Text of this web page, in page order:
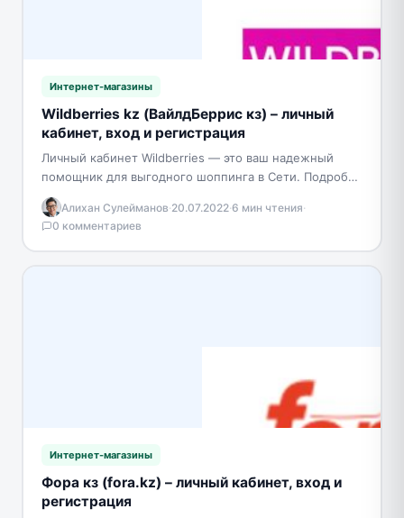
Интернет-магазины
Wildberries kz (ВайлдБеррис кз) – личный
кабинет, вход и регистрация
Личный кабинет Wildberries — это ваш надежный
помощник для выгодного шоппинга в Сети. Подробно
рассмотрим, как осуществить регистрацию в
собственном личном кабинете…
Алихан Сулейманов·20.07.2022·6 мин чтения·
0 комментариев
Интернет-магазины
Фора кз (fora.kz) – личный кабинет, вход и
регистрация